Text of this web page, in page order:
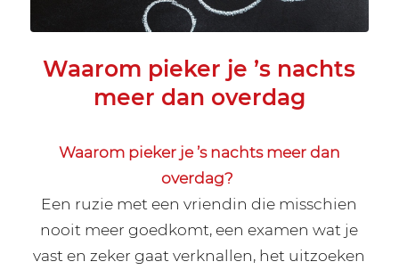
Waarom pieker je ’s nachts
meer dan overdag
Waarom pieker je ’s nachts meer dan
overdag?
Een ruzie met een vriendin die misschien
nooit meer goedkomt, een examen wat je
vast en zeker gaat verknallen, het uitzoeken